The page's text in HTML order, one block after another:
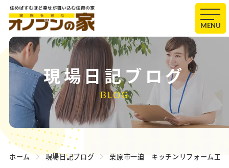
MENU
現場日記ブログ
BLOG
ホーム 現場日記ブログ 栗原市一迫 キッチンリフォーム工事